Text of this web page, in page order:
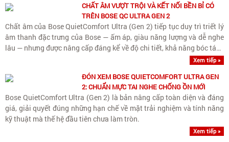
CHẤT ÂM VƯỢT TRỘI VÀ KẾT NỐI BỀN BỈ CÓ
TRÊN BOSE QC ULTRA GEN 2
Chất âm của Bose QuietComfort Ultra (Gen 2) tiếp tục duy trì triết lý
âm thanh đặc trưng của Bose — ấm áp, giàu năng lượng và dễ nghe
lâu — nhưng được nâng cấp đáng kể về độ chi tiết, khả năng bóc tách
Xem tiếp »
ĐÓN XEM BOSE QUIETCOMFORT ULTRA GEN
2: CHUẨN MỰC TAI NGHE CHỐNG ỒN MỚI
Bose QuietComfort Ultra (Gen 2) là bản nâng cấp toàn diện và đáng
giá, giải quyết đúng những hạn chế về mặt trải nghiệm và tính năng
kỹ thuật mà thế hệ đầu tiên chưa làm tròn.
Xem tiếp »